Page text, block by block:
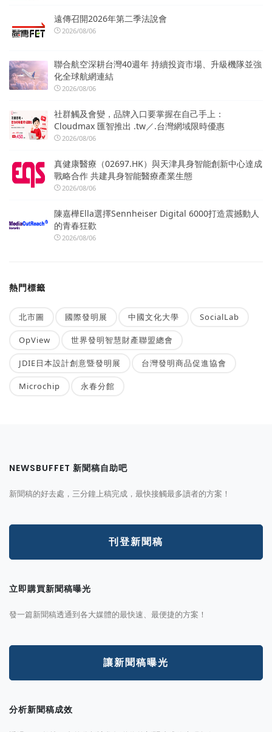
遠傳召開2026年第二季法說會
2026/08/06
聯合航空深耕台灣40週年 持續投資市場、升級機隊並強
化全球航網連結
2026/08/06
社群觸及會變，品牌入口要掌握在自己手上：
Cloudmax 匯智推出 .tw／.台灣網域限時優惠
2026/08/06
真健康醫療（02697.HK）與天津具身智能創新中心達成
戰略合作 共建具身智能醫療產業生態
2026/08/06
陳嘉樺Ella選擇Sennheiser Digital 6000打造震撼動人
的青春狂歡
2026/08/06
熱門標籤
北市圖 國際發明展 中國文化大學 SocialLab
OpView 世界發明智慧財產聯盟總會
JDIE日本設計創意暨發明展 台灣發明商品促進協會
Microchip 永春分館
NEWSBUFFET 新聞稿自助吧
新聞稿的好去處，三分鐘上稿完成，最快接觸最多讀者的方案！
刊登新聞稿
立即購買新聞稿曝光
發一篇新聞稿透通到各大媒體的最快速、最便捷的方案！
讓新聞稿曝光
分析新聞稿成效